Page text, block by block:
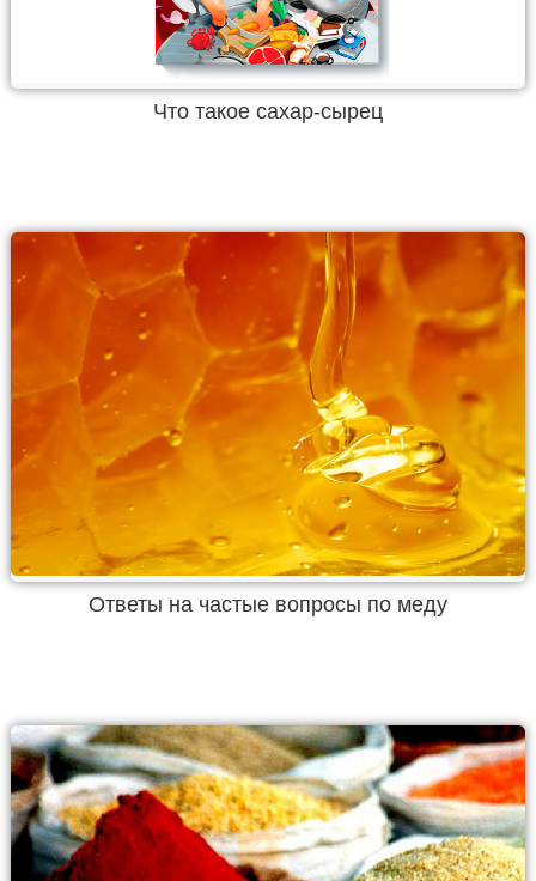
Что такое сахар-сырец
Ответы на частые вопросы по меду